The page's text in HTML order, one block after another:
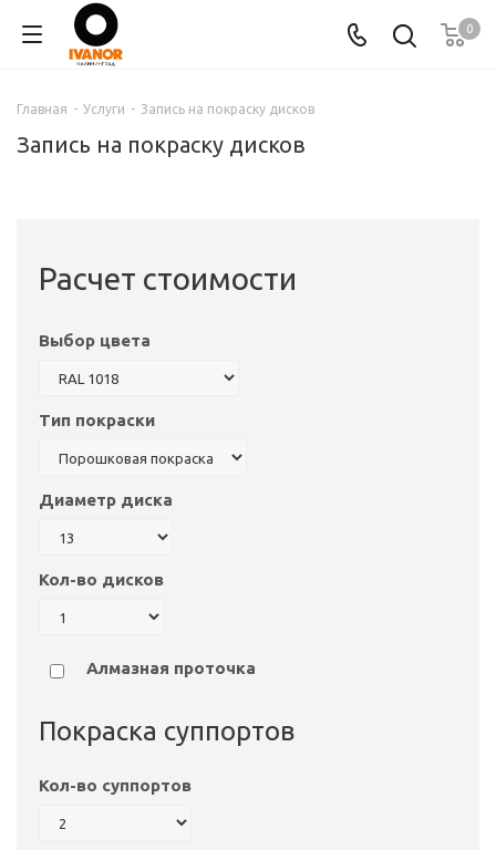
0
Главная - Услуги - Запись на покраску дисков
Запись на покраску дисков
Расчет стоимости
Выбор цвета
Тип покраски
Диаметр диска
Кол-во дисков
Алмазная проточка
Покраска суппортов
Кол-во суппортов